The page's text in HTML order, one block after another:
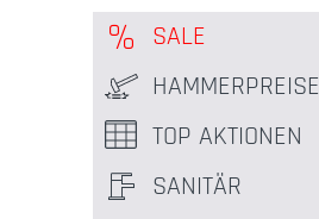
SALE
HAMMERPREISE
TOP AKTIONEN
SANITÄR